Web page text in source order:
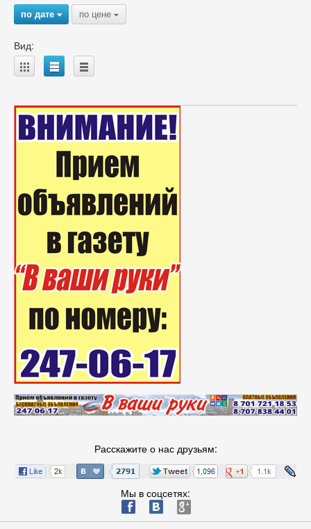
по дате{ по цене {
Вид:
A B C
Расскажите о нас друзьям:
Мы в соцсетях:
ä æ è